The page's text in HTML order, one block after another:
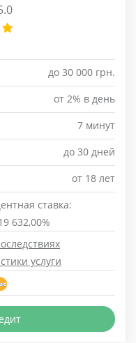
до 30 000 грн.
от 2% в день
7 минут
до 30 дней
от 18 лет
ставка:
632,00%
услуги